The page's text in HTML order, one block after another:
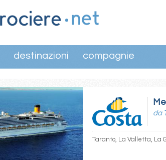
destinazioni compagnie
da
Taranto, La Valletta, La